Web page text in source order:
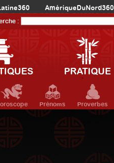
AmériqueDuNord360
:
PRATIQUE
Prénoms Proverbes